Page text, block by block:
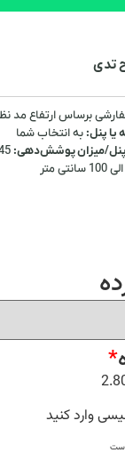
تدی
برساس ارتفاع مد
یا پنل: به انتخاب شما
میزان پوشش‌دهی:
*
وارد کنید
است